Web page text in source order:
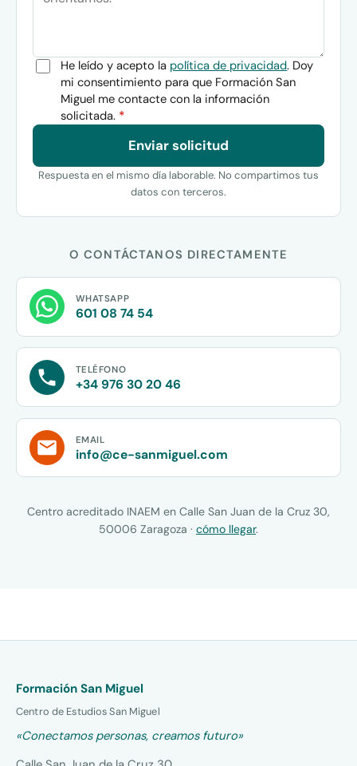
He leído y acepto la política de privacidad. Doy
mi consentimiento para que Formación San
Miguel me contacte con la información
solicitada. *
Enviar solicitud
Respuesta en el mismo día laborable. No compartimos tus
datos con terceros.
O CONTÁCTANOS DIRECTAMENTE
WHATSAPP
601 08 74 54
TELÉFONO
+34 976 30 20 46
EMAIL
info@ce-sanmiguel.com
Centro acreditado INAEM en Calle San Juan de la Cruz 30,
50006 Zaragoza · cómo llegar.
Formación San Miguel
Centro de Estudios San Miguel
«Conectamos personas, creamos futuro»